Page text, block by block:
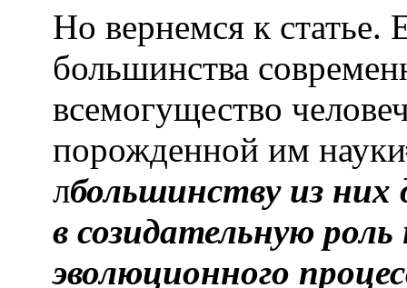
Но вернемся к статье.
большинства
всемогущество
порожденной им
лбольшинству из них
в созидательную роль
эволюционного